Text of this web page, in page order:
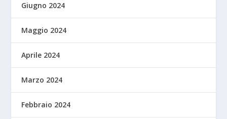
Giugno 2024
Maggio 2024
Aprile 2024
Marzo 2024
Febbraio 2024